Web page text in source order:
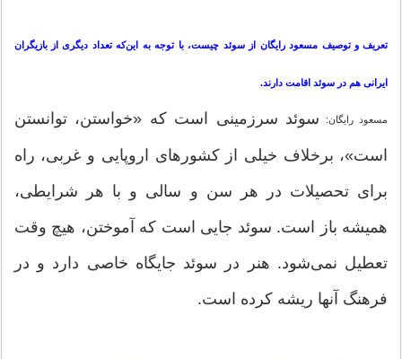
تعریف و توصیف مسعود رایگان از سوئد چیست، با توجه به این‌که تعداد دیگری از بازیگران
ایرانی هم در سوئد اقامت دارند.
مسعود رایگان: سوئد سرزمینی است که «خواستن، توانستن
است»، برخلاف خیلی از کشورهای اروپایی و غربی، راه
برای تحصیلات در هر سن و سالی و با هر شرایطی،
همیشه باز است. سوئد جایی است که آموختن، هیچ وقت
تعطیل نمی‌شود. هنر در سوئد جایگاه خاصی دارد و در
فرهنگ آنها ریشه کرده است.